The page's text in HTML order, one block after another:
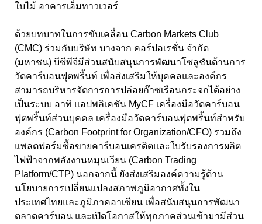
ใบไม้ อาคารเอ็มทาวเวอร์
ด้วยบทบาทในการขับเคลื่อน Carbon Markets Club
(CMC) ร่วมกับบริษัท บางจาก คอร์ปอเรชั่น จำกัด
(มหาชน) บีซีพีจีมีส่วนสนับสนุนการพัฒนาโซลูชันด้านการ
วัดคาร์บอนฟุตพริ้นท์ เพื่อส่งเสริมให้บุคคลและองค์กร
สามารถบริหารจัดการการปล่อยก๊าซเรือนกระจกได้อย่าง
เป็นระบบ อาทิ แอปพลิเคชัน MyCF เครื่องมือวัดคาร์บอน
ฟุตพริ้นท์ส่วนบุคคล เครื่องมือวัดคาร์บอนฟุตพริ้นท์สำหรับ
องค์กร (Carbon Footprint for Organization/CFO) รวมถึง
แพลตฟอร์มซื้อขายคาร์บอนเครดิตและใบรับรองการผลิต
ไฟฟ้าจากพลังงานหมุนเวียน (Carbon Trading
Platform/CTP) นอกจากนี้ ยังส่งเสริมองค์ความรู้ด้าน
นโยบายการเปลี่ยนแปลงสภาพภูมิอากาศทั้งใน
ประเทศไทยและภูมิภาคอาเซียน เพื่อสนับสนุนการพัฒนา
ตลาดคาร์บอน และเปิดโอกาสให้ทุกภาคส่วนเข้ามามีส่วน